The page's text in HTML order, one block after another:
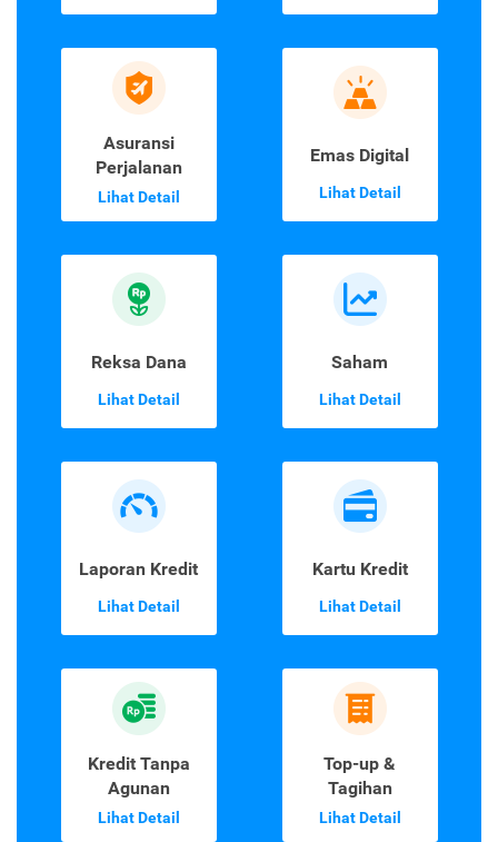
Asuransi
Perjalanan
Lihat Detail
Emas Digital
Lihat Detail
Reksa Dana
Lihat Detail
Saham
Lihat Detail
Laporan Kredit
Lihat Detail
Kartu Kredit
Lihat Detail
Kredit Tanpa
Agunan
Lihat Detail
Top-up &
Tagihan
Lihat Detail